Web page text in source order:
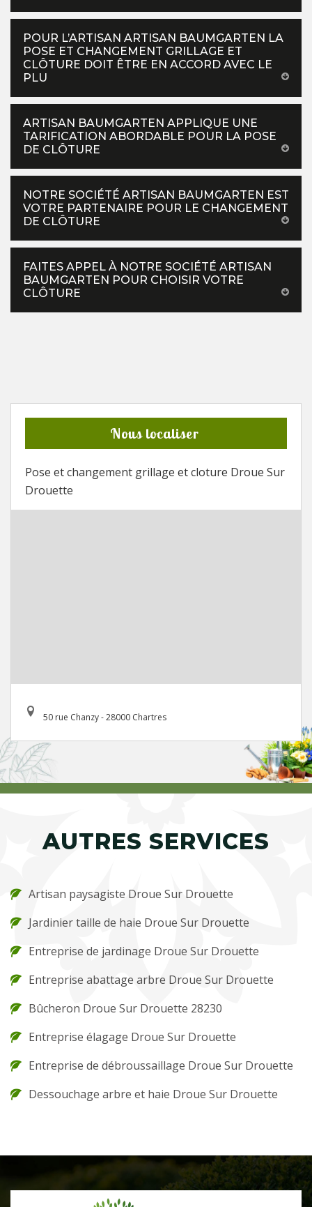
POUR L’ARTISAN ARTISAN BAUMGARTEN LA
POSE ET CHANGEMENT GRILLAGE ET
CLÔTURE DOIT ÊTRE EN ACCORD AVEC LE
PLU
ARTISAN BAUMGARTEN APPLIQUE UNE
TARIFICATION ABORDABLE POUR LA POSE
DE CLÔTURE
NOTRE SOCIÉTÉ ARTISAN BAUMGARTEN EST
VOTRE PARTENAIRE POUR LE CHANGEMENT
DE CLÔTURE
FAITES APPEL À NOTRE SOCIÉTÉ ARTISAN
BAUMGARTEN POUR CHOISIR VOTRE
CLÔTURE
Nous localiser
Pose et changement grillage et cloture Droue Sur
Drouette
50 rue Chanzy - 28000 Chartres
AUTRES SERVICES
Artisan paysagiste Droue Sur Drouette
Jardinier taille de haie Droue Sur Drouette
Entreprise de jardinage Droue Sur Drouette
Entreprise abattage arbre Droue Sur Drouette
Bûcheron Droue Sur Drouette 28230
Entreprise élagage Droue Sur Drouette
Entreprise de débroussaillage Droue Sur Drouette
Dessouchage arbre et haie Droue Sur Drouette